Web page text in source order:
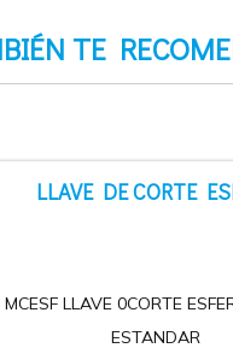
TE
LLAVE DE CORTE